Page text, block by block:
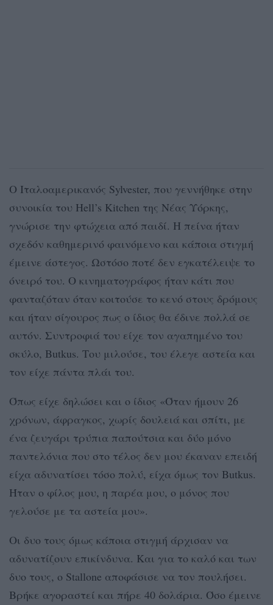
Ο Ιταλοαμερικανός Sylvester, που γεννήθηκε στην
συνοικία του Hell’s Kitchen της Νέας Υόρκης,
γνώρισε την φτώχεια από παιδί. Η πείνα ήταν
σχεδόν καθημερινό φαινόμενο και κάποια στιγμή
έμεινε άστεγος. Ωστόσο ποτέ δεν εγκατέλειψε το
όνειρό του. Ο κινηματογράφος ήταν κάτι που
φανταζόταν όταν κοιτούσε το κενό στους δρόμους
και ήταν σίγουρος πως ο ίδιος θα έδινε πολλά σε
αυτόν. Συντροφιά του είχε τον αγαπημένο του
σκύλο, Butkus. Του μιλούσε, του έλεγε αστεία και
τον είχε πάντα πλάι του.
Όπως είχε δηλώσει και ο ίδιος «Όταν ήμουν 26
χρόνων, άφραγκος, χωρίς δουλειά και σπίτι, με
ένα ζευγάρι τρύπια παπούτσια και δύο μόνο
παντελόνια που στο τέλος δεν μου έκαναν επειδή
είχα αδυνατίσει τόσο πολύ, είχα όμως τον Butkus.
Ήταν ο φίλος μου, η παρέα μου, ο μόνος που
γελούσε με τα αστεία μου».
Οι δυο τους όμως κάποια στιγμή άρχισαν να
αδυνατίζουν επικίνδυνα. Και για το καλό και των
δυο τους, ο Stallone αποφάσισε να τον πουλήσει.
Βρήκε αγοραστεί και πήρε 40 δολάρια. Όσο έμεινε